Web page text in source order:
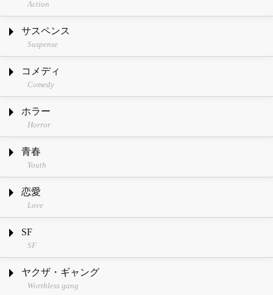
Action
サスペンス
Suspense
コメディ
Comedy
ホラー
Horror
青春
Youth
恋愛
Love
SF
SF
ヤクザ・ギャング
Worthless gang